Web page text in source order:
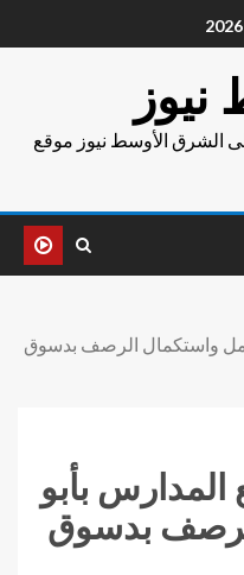
الشرق الأوسط نيوز موقع
واستكمال الرصف بدسوق
بأبو
بدسوق